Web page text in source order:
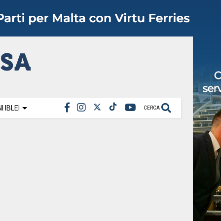
CERCA
IBLEI